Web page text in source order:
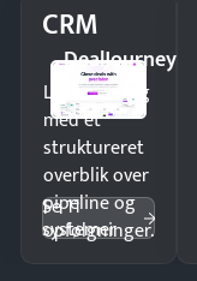
CRM
DealJourney
Luk flere salg
med et
struktureret
overblik over
pipeline og
opfølgninger.
Se 11
systemer